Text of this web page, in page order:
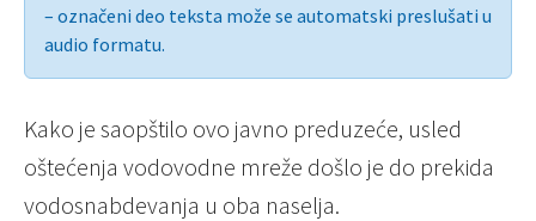
– označeni deo teksta može se automatski preslušati u
audio formatu.
Kako je saopštilo ovo javno preduzeće, usled
oštećenja vodovodne mreže došlo je do prekida
vodosnabdevanja u oba naselja.